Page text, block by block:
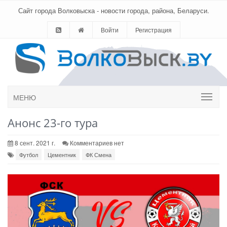
Сайт города Волковыска - новости города, района, Беларуси.
Войти Регистрация
МЕНЮ
Анонс 23-го тура
8 сент. 2021 г. Комментариев нет
Футбол Цементник ФК Смена